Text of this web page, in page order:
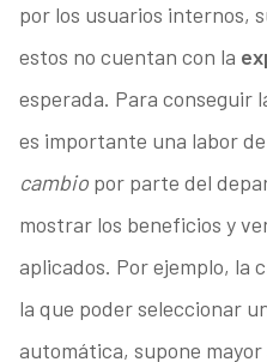
por los usuarios internos,
estos no cuentan con la
esperada. Para conseguir
es importante una labor de
cambio por parte del
mostrar los beneficios y
aplicados. Por ejemplo, la
la que poder seleccionar
automática, supone